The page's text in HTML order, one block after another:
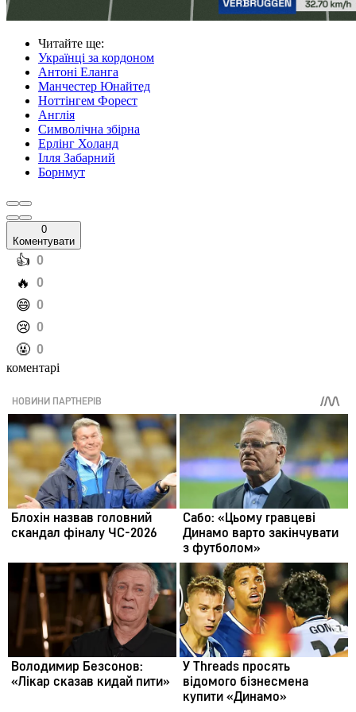
Читайте ще:
Українці за кордоном
Антоні Еланга
Манчестер Юнайтед
Ноттінгем Форест
Англія
Символічна збірна
Ерлінг Холанд
Ілля Забарний
Борнмут
0
Коментувати
️👍 0
️🔥 0
️😄 0
️😢 0
️🤬 0
коментарі